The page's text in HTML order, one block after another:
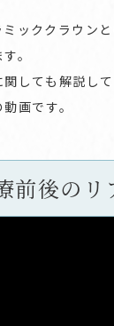
ッククラウン
。
しても解説し
画です。
前後の